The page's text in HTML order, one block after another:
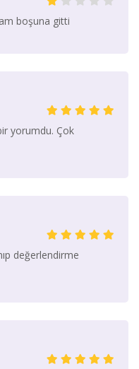
boşuna gitti
yorumdu. Çok
değerlendirme